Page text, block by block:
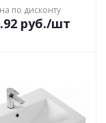
по дисконту
руб./шт